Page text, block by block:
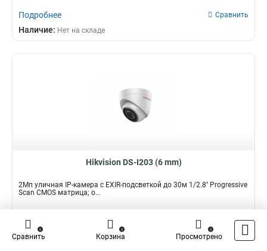
Подробнее Сравнить
Наличие: Нет на складе
Hikvision DS-I203 (6 mm)
2Мп уличная IP-камера с EXIR-подсветкой до 30м 1/2.8'' Progressive
Scan CMOS матрица; о...
Наличие:
Сравнить
0
Корзина
0
Просмотрено
0